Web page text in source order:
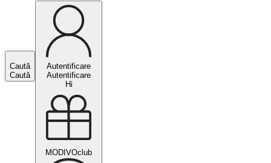
Caută
Caută
Autentificare
Autentificare
Hi
MODIVOclub